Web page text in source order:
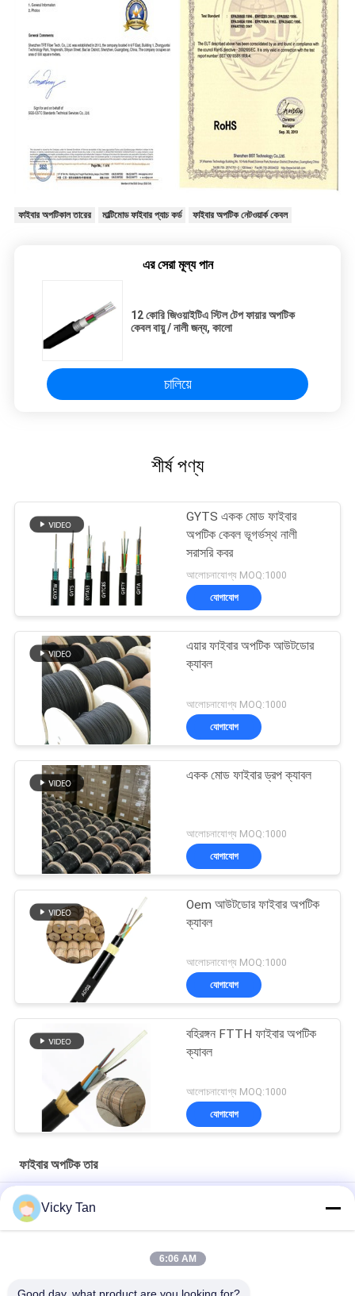
ফাইবার অপটিকাল তারের মাল্টিমোড ফাইবার প্যাচ কর্ড ফাইবার অপটিক নেটওয়ার্ক কেবল
এর সেরা মূল্য পান
12 কোরি জিওয়াইটিএ স্টিল টেপ ফায়ার অপটিক
কেবল বায়ু / নালী জন্য, কালো
চালিয়ে
শীর্ষ পণ্য
GYTS একক মোড ফাইবার
অপটিক কেবল ভূগর্ভস্থ নালী
সরাসরি কবর
আলোচনাযোগ্য MOQ:1000
যোগাযোগ
এয়ার ফাইবার অপটিক আউটডোর
ক্যাবল
আলোচনাযোগ্য MOQ:1000
যোগাযোগ
একক মোড ফাইবার ড্রপ ক্যাবল
আলোচনাযোগ্য MOQ:1000
যোগাযোগ
Oem আউটডোর ফাইবার অপটিক
ক্যাবল
আলোচনাযোগ্য MOQ:1000
যোগাযোগ
বহিরঙ্গন FTTH ফাইবার অপটিক
ক্যাবল
আলোচনাযোগ্য MOQ:1000
যোগাযোগ
ফাইবার অপটিক তার
সিঙ্গেলমোড GJYXFCH এরিয়াল আউটডোর ফাইবার অপটিক কেবল এফটিটিএইচ সেলফ
সাপোর্টের জন্য
Vicky Tan
6:06 AM